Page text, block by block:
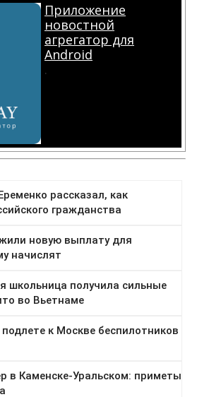
Приложение
новостной
агрегатор для
Android
.